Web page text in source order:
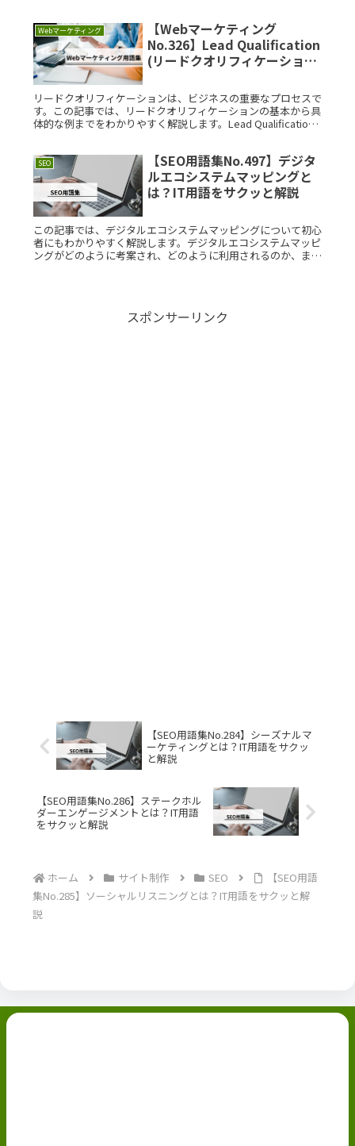
Webマーケティング
【Webマーケティング
No.326】Lead Qualification
(リードクオリフィケーショ
説
リードクオリフィケーションは、ビジネスの重要なプロセスで
す。この記事では、リードクオリフィケーションの基本から具
体的な例までをわかりやすく解説します。Lead Qualification
SEO
【SEO用語集No.497】デジタ
ルエコシステムマッピングと
は？IT用語をサクッと解説
この記事では、デジタルエコシステムマッピングについて初心
者にもわかりやすく解説します。デジタルエコシステムマッピ
ングがどのように考案され、どのように利用されるのか、また
スポンサーリンク
【SEO用語集No.284】シーズナルマ
ーケティングとは？IT用語をサクッ
と解説
【SEO用語集No.286】ステークホル
ダーエンゲージメントとは？IT用語
をサクッと解説
ホーム サイト制作 SEO
【SEO用語
集No.285】ソーシャルリスニングとは？IT用語をサクッと解
説